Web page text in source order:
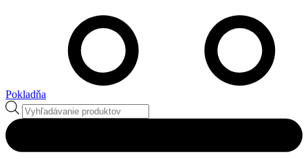
Pokladňa
Products
search